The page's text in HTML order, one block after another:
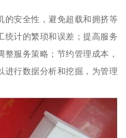
的安全性，避免超载和拥挤等
统计的繁琐和误差；提高服务
服务策略；节约管理成本，
进行数据分析和挖掘，为管理